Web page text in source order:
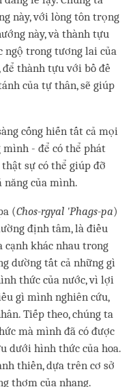
này, với lòng tôn trọng
này, và thành tựu
ngộ trong tương lai của
thành tựu với bồ đề
của tự thân, sẽ giúp
cống hiến tất cả mọi
- để có thể phát
sự có thể giúp đỡ
năng của mình.
(Chos-rgyal 'Phags-pa)
định tâm, là điều
cạnh khác nhau trong
dường tất cả những gì
thức của nước, vì lợi
gì mình nghiên cứu,
Tiếp theo, chúng ta
mà mình đã có được
dưới hình thức của hoa.
thiền, dựa trên cơ sở
thơm của nhang.